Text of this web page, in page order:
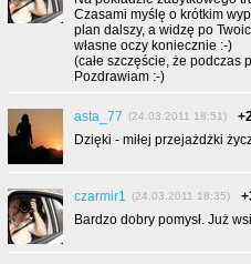
Czasami myślę o krótkim
plan dalszy, a widzę po
własne oczy koniecznie :-)
(całe szczęście, że podczas
Pozdrawiam :-)
asta_77 (24.03.2011 18:51)
Dzięki - miłej przejażdżki
czarmir1 (24.03.2011 18:35)
Bardzo dobry pomysł. Już